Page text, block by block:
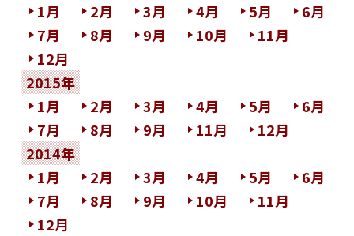
1月
2月 3月 4月 5月
6月
7月
8月 9月 10月
11月
12月
2015年
1月
2月 3月 4月 5月
6月
7月
8月 9月 11月
12月
2014年
1月
2月 3月 4月 5月
6月
7月
8月 9月 10月
11月
12月